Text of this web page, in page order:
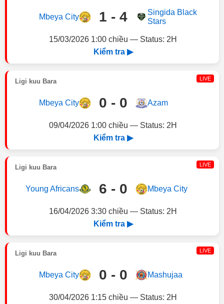
Mbeya City 1 - 4
Singida Black
Stars
15/03/2026 1:00 chiều — Status: 2H
Kiểm tra ▶
Ligi kuu Bara LIVE
Mbeya City 0 - 0 Azam
09/04/2026 1:00 chiều — Status: 2H
Kiểm tra ▶
Ligi kuu Bara LIVE
Young Africans 6 - 0 Mbeya City
16/04/2026 3:30 chiều — Status: 2H
Kiểm tra ▶
Ligi kuu Bara LIVE
Mbeya City 0 - 0 Mashujaa
30/04/2026 1:15 chiều — Status: 2H